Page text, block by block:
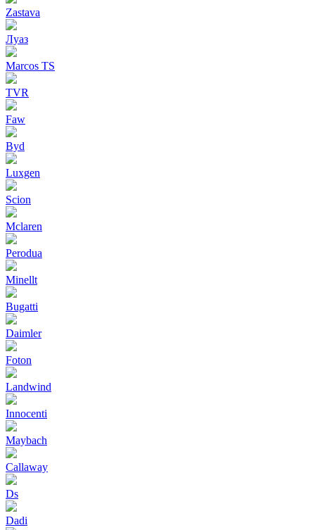
Zastava
Луаз
Marcos TS
TVR
Faw
Byd
Luxgen
Scion
Mclaren
Perodua
Minellt
Bugatti
Daimler
Foton
Landwind
Innocenti
Maybach
Callaway
Ds
Dadi